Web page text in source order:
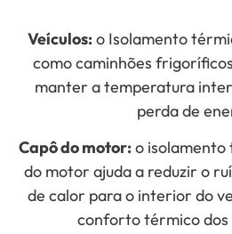
Veículos:o Isolamento
como caminhões
manter a temperatura
perda de
Capô do motor:o
do motor ajuda a reduzir o
de calor para o interior do
conforto térmico dos